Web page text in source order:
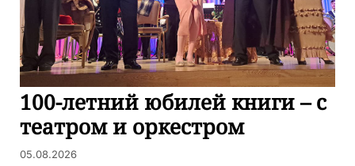
100-летний юбилей книги – с
театром и оркестром
05.08.2026